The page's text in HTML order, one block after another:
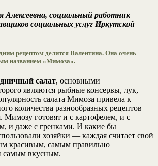
Алексеевна, социальный работник
социальных услуг Иркутской
рецептом делится Валентина. Она очень
названием «Мимоза».
салат, основными
являются рыбные консервы, лук,
салата Мимоза привела к
количества разнообразных рецептов
Мимозу готовят и с картофелем, и с
и даже с гренками. И какие бы
хозяйки — каждая считает свой
красивым, самым правильно
самым вкусным.